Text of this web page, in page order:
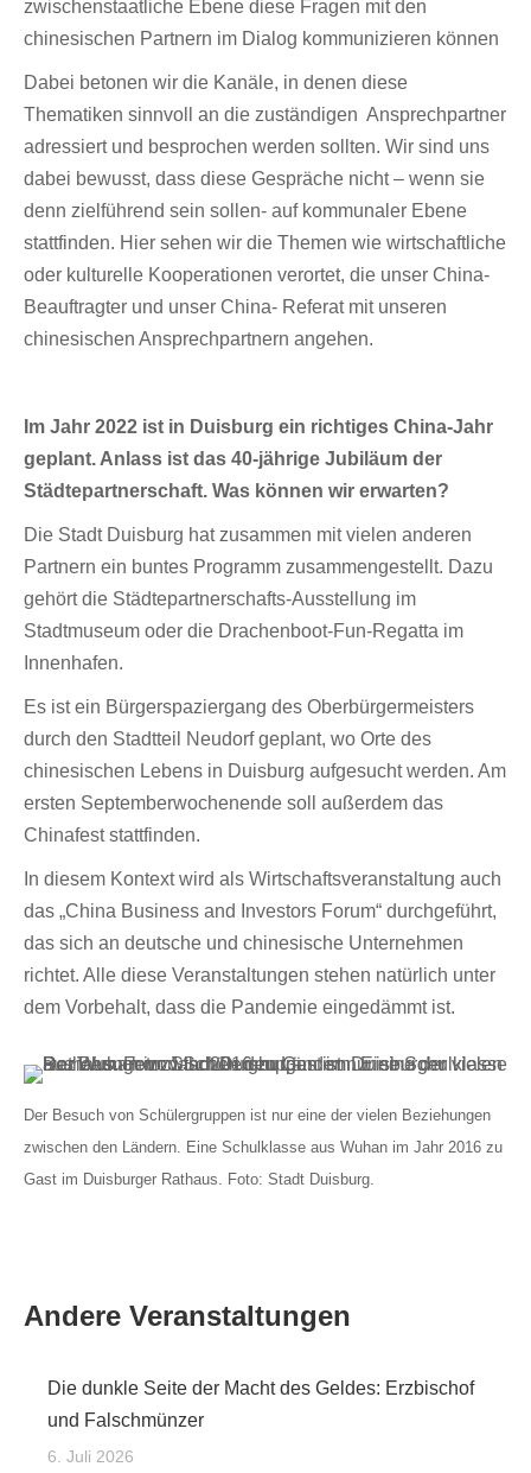
zwischenstaatliche Ebene diese Fragen mit den
chinesischen Partnern im Dialog kommunizieren können
Dabei betonen wir die Kanäle, in denen diese
Thematiken sinnvoll an die zuständigen Ansprechpartner
adressiert und besprochen werden sollten. Wir sind uns
dabei bewusst, dass diese Gespräche nicht – wenn sie
denn zielführend sein sollen- auf kommunaler Ebene
stattfinden. Hier sehen wir die Themen wie wirtschaftliche
oder kulturelle Kooperationen verortet, die unser China-
Beauftragter und unser China- Referat mit unseren
chinesischen Ansprechpartnern angehen.
Im Jahr 2022 ist in Duisburg ein richtiges China-Jahr
geplant. Anlass ist das 40-jährige Jubiläum der
Städtepartnerschaft. Was können wir erwarten?
Die Stadt Duisburg hat zusammen mit vielen anderen
Partnern ein buntes Programm zusammengestellt. Dazu
gehört die Städtepartnerschafts-Ausstellung im
Stadtmuseum oder die Drachenboot-Fun-Regatta im
Innenhafen.
Es ist ein Bürgerspaziergang des Oberbürgermeisters
durch den Stadtteil Neudorf geplant, wo Orte des
chinesischen Lebens in Duisburg aufgesucht werden. Am
ersten Septemberwochenende soll außerdem das
Chinafest stattfinden.
In diesem Kontext wird als Wirtschaftsveranstaltung auch
das „China Business and Investors Forum“ durchgeführt,
das sich an deutsche und chinesische Unternehmen
richtet. Alle diese Veranstaltungen stehen natürlich unter
dem Vorbehalt, dass die Pandemie eingedämmt ist.
Der Besuch von Schülergruppen ist nur eine der vielen Beziehungen
zwischen den Ländern. Eine Schulklasse aus Wuhan im Jahr 2016 zu
Gast im Duisburger Rathaus. Foto: Stadt Duisburg.
Andere Veranstaltungen
Die dunkle Seite der Macht des Geldes: Erzbischof
und Falschmünzer
6. Juli 2026